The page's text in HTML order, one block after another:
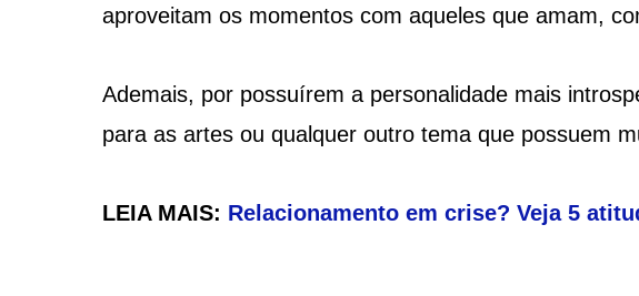
aproveitam os momentos com aqueles que amam,
Ademais, por possuírem a personalidade mais
para as artes ou qualquer outro tema que possuem
LEIA MAIS: Relacionamento em crise? Veja 5